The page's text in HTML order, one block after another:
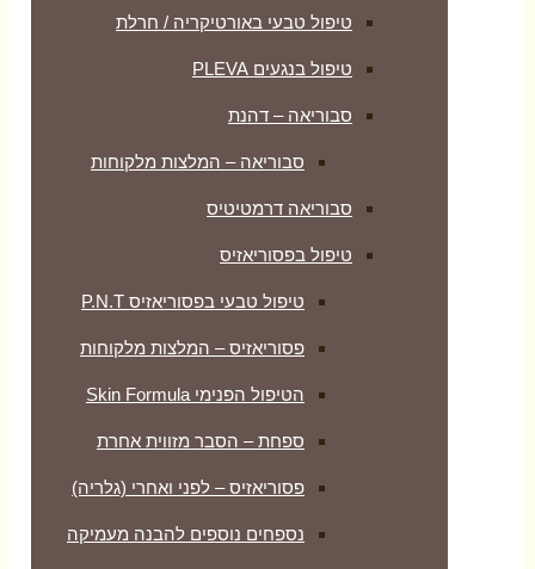
טיפול טבעי באורטיקריה / חרלת
טיפול בנגעים PLEVA
סבוריאה – דהנת
סבוריאה – המלצות מלקוחות
סבוריאה דרמטיטיס
טיפול בפסוריאזיס
טיפול טבעי בפסוריאזיס P.N.T
פסוריאזיס – המלצות מלקוחות
הטיפול הפנימי Skin Formula
ספחת – הסבר מזווית אחרת
פסוריאזיס – לפני ואחרי (גלריה)
נספחים נוספים להבנה מעמיקה